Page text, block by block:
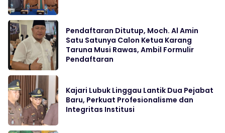
Pendaftaran Ditutup, Moch. Al Amin
Satu Satunya Calon Ketua Karang
Taruna Musi Rawas, Ambil Formulir
Pendaftaran
Kajari Lubuk Linggau Lantik Dua Pejabat
Baru, Perkuat Profesionalisme dan
Integritas Institusi